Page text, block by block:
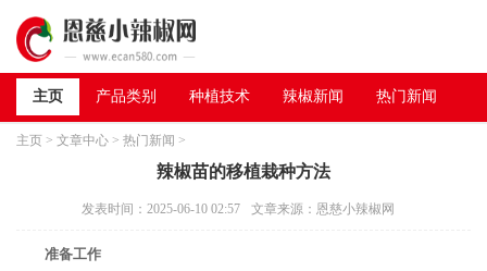
主页 产品类别 种植技术 辣椒新闻 热门新闻
主页 > 文章中心 > 热门新闻 >
辣椒苗的移植栽种方法
发表时间：2025-06-10 02:57 文章来源：恩慈小辣椒网
准备工作